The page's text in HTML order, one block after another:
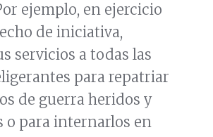
ejemplo, en ejercicio
de iniciativa,
servicios a todas las
para repatriar
de guerra heridos y
o para internarlos en